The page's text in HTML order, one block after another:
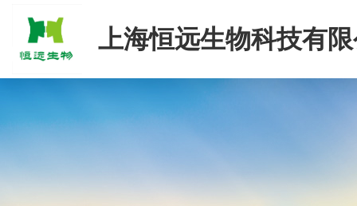
上海恒远生物科技有